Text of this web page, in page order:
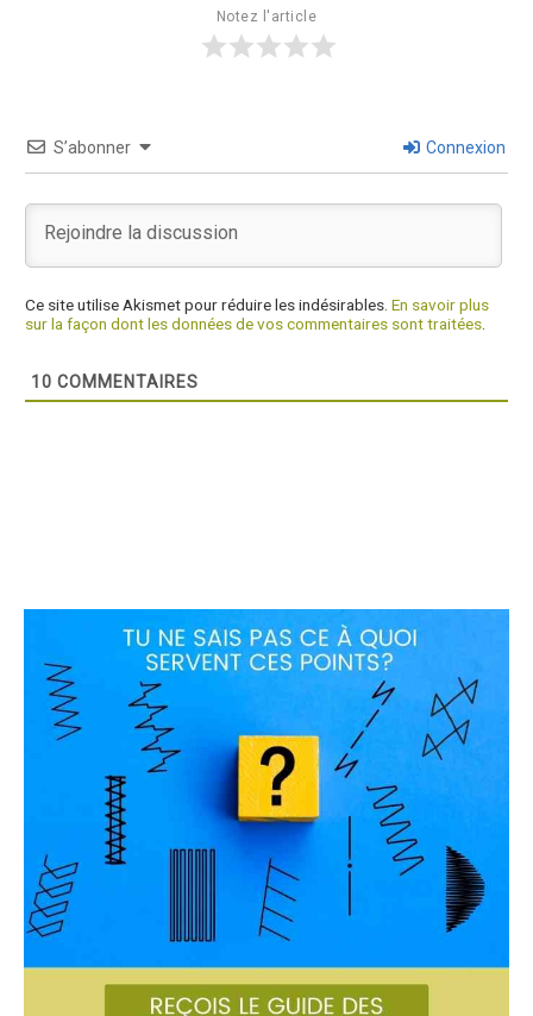
Notez l'article
S’abonner Connexion
Ce site utilise Akismet pour réduire les indésirables. En savoir plus
sur la façon dont les données de vos commentaires sont traitées.
10 COMMENTAIRES